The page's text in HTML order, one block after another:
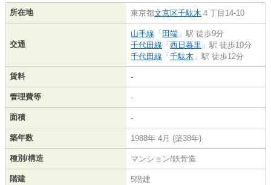
所在地 東京都文京区千駄木 ４丁目14-10
交通
山手線 「 田端 」駅 徒歩9分
千代田線 「 西日暮里 」駅 徒歩10分
千代田線 「 千駄木 」駅 徒歩12分
賃料 -
管理費等 -
面積 -
築年数 1988年 4月 (築38年)
種別/構造 マンション/鉄骨造
階建 5階建